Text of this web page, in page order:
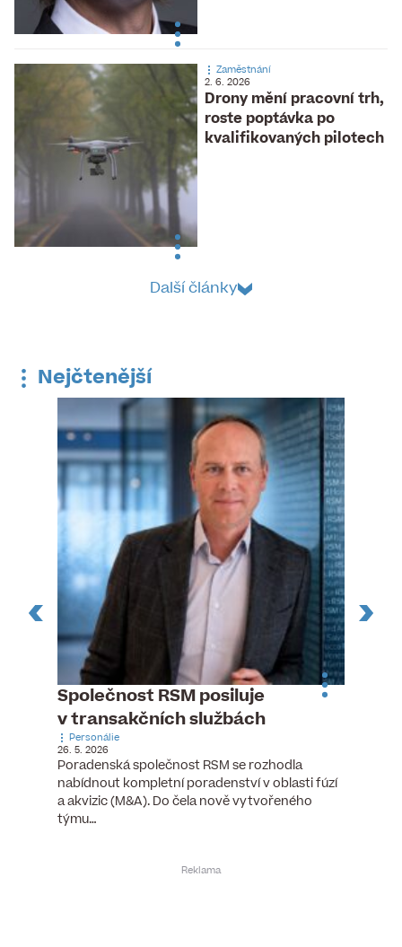
Drony mění pracovní trh,
roste poptávka po
kvalifikovaných pilotech
Zaměstnání
2. 6. 2026
Další články
Nejčtenější
Společnost RSM posiluje
v transakčních službách
Personálie
26. 5. 2026
Poradenská společnost RSM se rozhodla
nabídnout kompletní poradenství v oblasti fúzí
a akvizic (M&A). Do čela nově vytvořeného
týmu…